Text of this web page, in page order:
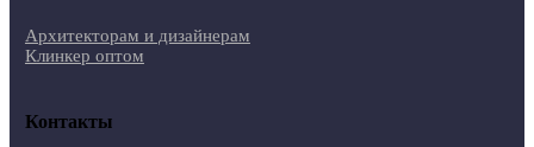
Архитекторам и дизайнерам
Клинкер оптом
Контакты